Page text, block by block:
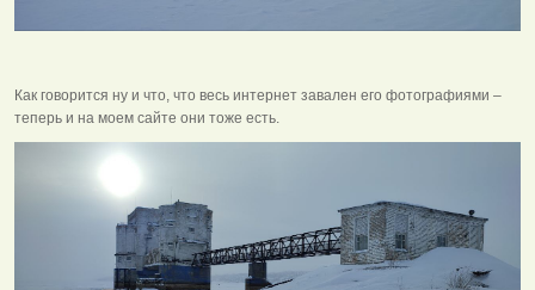
Как говорится ну и что, что весь интернет завален его фотографиями –
теперь и на моем сайте они тоже есть.